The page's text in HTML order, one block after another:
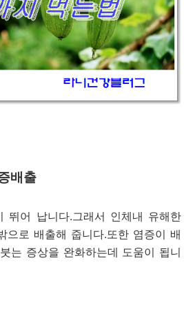
배출
뛰어 납니다.그래서 인체내 유해한
으로 배출해 줍니다.또한 염증이 배
는 증상을 완화하는데 도움이 됩니